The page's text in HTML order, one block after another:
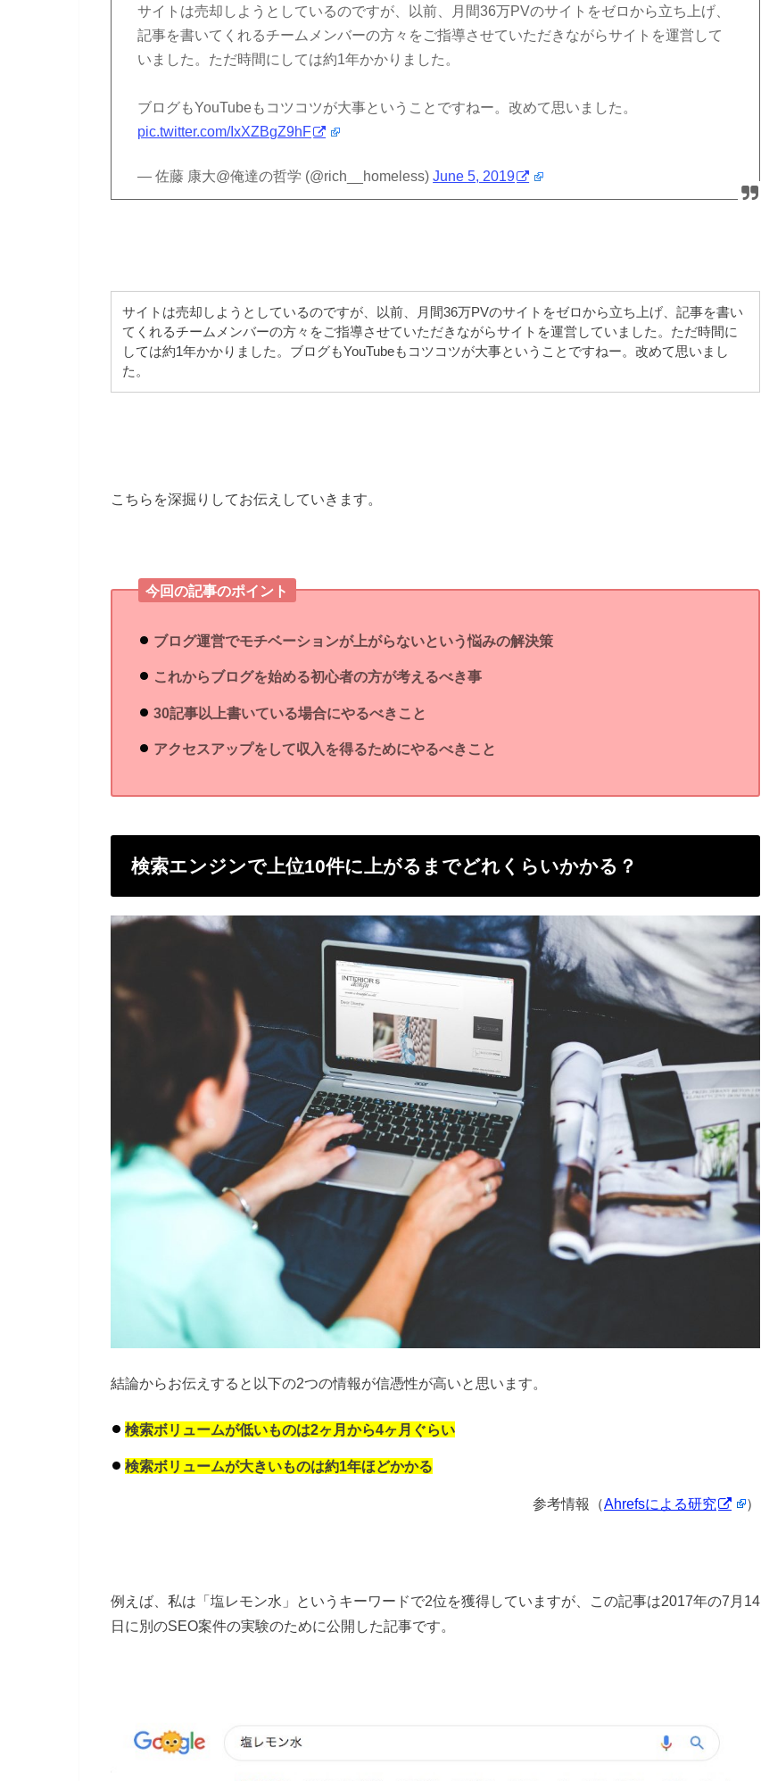
サイトは売却しようとしているのですが、以前、月間36万PVのサイトをゼロから立ち上げ、
記事を書いてくれるチームメンバーの方々をご指導させていただきながらサイトを運営して
いました。ただ時間にしては約1年かかりました。
ブログもYouTubeもコツコツが大事ということですねー。改めて思いました。
pic.twitter.com/IxXZBgZ9hF
— 佐藤 康大@俺達の哲学 (@rich__homeless)June 5, 2019
サイトは売却しようとしているのですが、以前、月間36万PVのサイトをゼロから立ち上げ、記事を書い
てくれるチームメンバーの方々をご指導させていただきながらサイトを運営していました。ただ時間に
しては約1年かかりました。ブログもYouTubeもコツコツが大事ということですねー。改めて思いまし
た。
こちらを深掘りしてお伝えしていきます。
今回の記事のポイント
ブログ運営でモチベーションが上がらないという悩みの解決策
これからブログを始める初心者の方が考えるべき事
30記事以上書いている場合にやるべきこと
アクセスアップをして収入を得るためにやるべきこと
検索エンジンで上位10件に上がるまでどれくらいかかる？
結論からお伝えすると以下の2つの情報が信憑性が高いと思います。
検索ボリュームが低いものは2ヶ月から4ヶ月ぐらい
検索ボリュームが大きいものは約1年ほどかかる
参考情報（Ahrefsによる研究 ）
例えば、私は「塩レモン水」というキーワードで2位を獲得していますが、この記事は2017年の7月14
日に別のSEO案件の実験のために公開した記事です。